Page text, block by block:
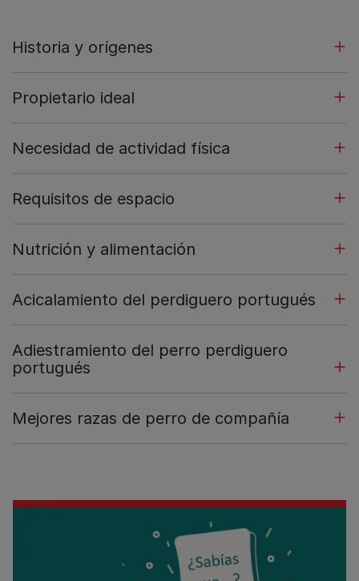
Historia y orígenes
Propietario ideal
Necesidad de actividad física
Requisitos de espacio
Nutrición y alimentación
Acicalamiento del perdiguero portugués
Adiestramiento del perro perdiguero
portugués
Mejores razas de perro de compañía